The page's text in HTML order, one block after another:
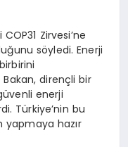
Zirvesi’ne
söyledi. Enerji
dirençli bir
enerji
Türkiye’nin bu
yapmaya hazır